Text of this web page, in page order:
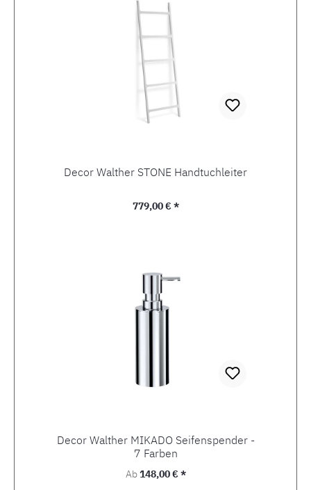
Decor Walther STONE Handtuchleiter
Regulärer Preis:
779,00 € *
Decor Walther MIKADO Seifenspender -
7 Farben
Regulärer Preis:
Ab148,00 € *